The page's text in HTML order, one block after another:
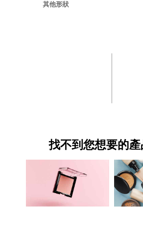
其他形狀
找不到您想要的產